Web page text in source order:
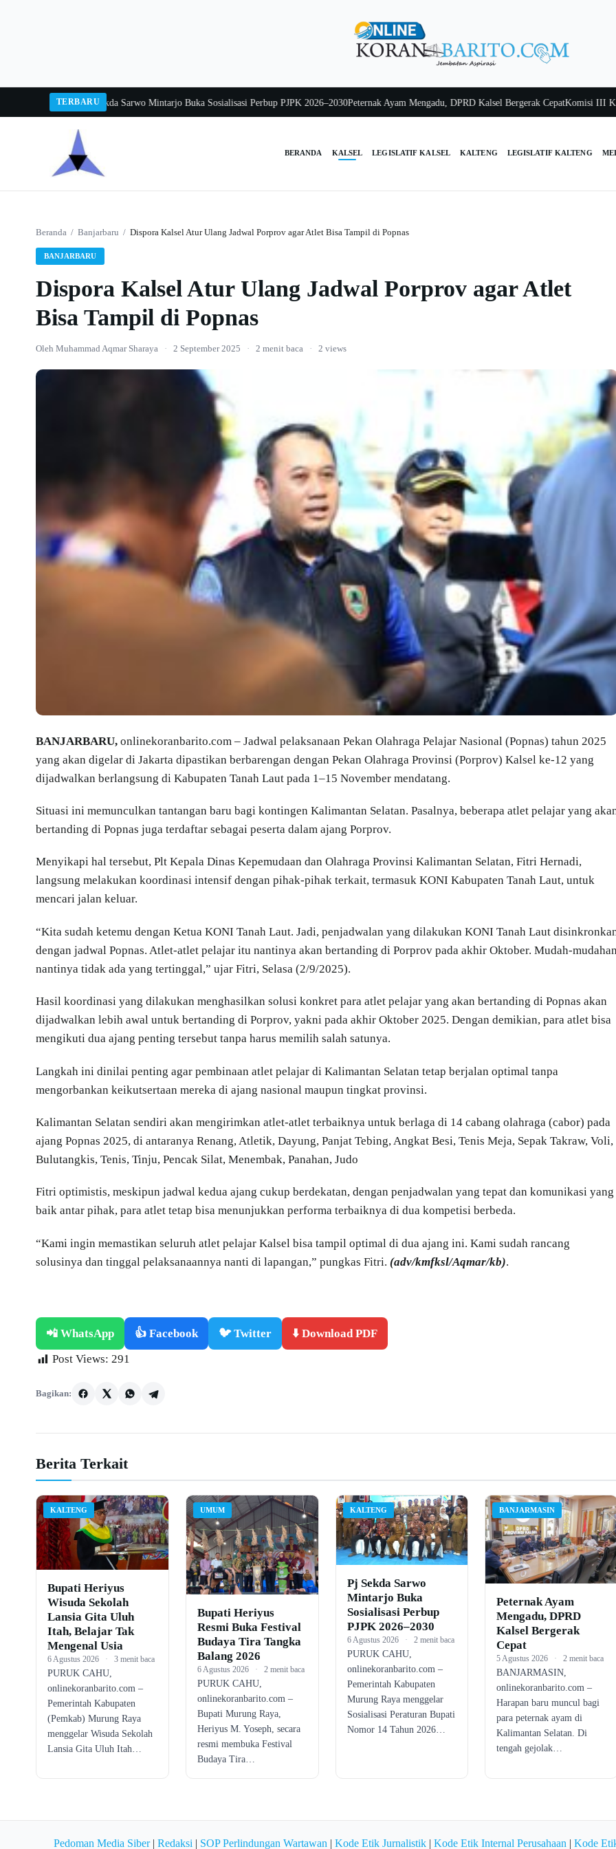
TERBARU
Balang 2026Pj Sekda Sarwo Mintarjo Buka Sosialisasi Perbup PJPK 2026–2030Peternak Ayam Mengadu, DPRD Kalsel Bergerak Cepat Komisi III Kalsel
BERANDA KALSEL LEGISLATIF KALSEL KALTENG LEGISLATIF KALTENG
Beranda / Banjarbaru / Dispora Kalsel Atur Ulang Jadwal Porprov agar Atlet Bisa Tampil di Popnas
BANJARBARU
Dispora Kalsel Atur Ulang Jadwal Porprov agar Atlet
Bisa Tampil di Popnas
Oleh Muhammad Aqmar Sharaya · 2 September 2025 · 2 menit baca · 2 views
BANJARBARU, onlinekoranbarito.com – Jadwal pelaksanaan Pekan Olahraga Pelajar Nasional (Popnas) tahun 2025
yang akan digelar di Jakarta dipastikan berbarengan dengan Pekan Olahraga Provinsi (Porprov) Kalsel ke-12 yang
dijadwalkan berlangsung di Kabupaten Tanah Laut pada 1–15 November mendatang.
Situasi ini memunculkan tantangan baru bagi kontingen Kalimantan Selatan. Pasalnya, beberapa atlet pelajar yang
bertanding di Popnas juga terdaftar sebagai peserta dalam ajang Porprov.
Menyikapi hal tersebut, Plt Kepala Dinas Kepemudaan dan Olahraga Provinsi Kalimantan Selatan, Fitri Hernadi,
langsung melakukan koordinasi intensif dengan pihak-pihak terkait, termasuk KONI Kabupaten Tanah Laut, untuk
mencari jalan keluar.
“Kita sudah ketemu dengan Ketua KONI Tanah Laut. Jadi, penjadwalan yang dilakukan KONI Tanah Laut
dengan jadwal Popnas. Atlet-atlet pelajar itu nantinya akan bertanding di Porprov pada akhir Oktober. Mudah-
nantinya tidak ada yang tertinggal,” ujar Fitri, Selasa (2/9/2025).
Hasil koordinasi yang dilakukan menghasilkan solusi konkret para atlet pelajar yang akan bertanding di Popnas akan
dijadwalkan lebih awal untuk bertanding di Porprov, yakni pada akhir Oktober 2025. Dengan demikian, para atlet bisa
mengikuti dua ajang penting tersebut tanpa harus memilih salah satunya.
Langkah ini dinilai penting agar pembinaan atlet pelajar di Kalimantan Selatan tetap berjalan optimal tanpa
mengorbankan keikutsertaan mereka di ajang nasional maupun tingkat provinsi.
Kalimantan Selatan sendiri akan mengirimkan atlet-atlet terbaiknya untuk berlaga di 14 cabang olahraga (cabor) pada
ajang Popnas 2025, di antaranya Renang, Atletik, Dayung, Panjat Tebing, Angkat Besi, Tenis Meja, Sepak Takraw, Voli,
Bulutangkis, Tenis, Tinju, Pencak Silat, Menembak, Panahan, Judo
Fitri optimistis, meskipun jadwal kedua ajang cukup berdekatan, dengan penjadwalan yang tepat dan komunikasi yang
baik antar pihak, para atlet tetap bisa menunjukkan performa terbaiknya di dua kompetisi berbeda.
“Kami ingin memastikan seluruh atlet pelajar Kalsel bisa tampil optimal di dua ajang ini. Kami sudah rancang
solusinya dan tinggal pelaksanaannya nanti di lapangan,” pungkas Fitri. (adv/kmfksl/Aqmar/kb).
📲 WhatsApp 👍 Facebook 🐦 Twitter
⬇️ Download PDF
Post Views: 291
Bagikan:
Berita Terkait
KALTENG
Bupati Heriyus
Wisuda Sekolah
Lansia Gita Uluh
Itah, Belajar Tak
Mengenal Usia
6 Agustus 2026 · 3 menit baca
PURUK CAHU,
onlinekoranbarito.com –
Pemerintah Kabupaten
(Pemkab) Murung Raya
menggelar Wisuda Sekolah
Lansia Gita Uluh Itah…
UMUM
Bupati Heriyus
Resmi Buka Festival
Budaya Tira Tangka
Balang 2026
6 Agustus 2026 · 2 menit baca
PURUK CAHU,
onlinekoranbarito.com –
Bupati Murung Raya,
Heriyus M. Yoseph, secara
resmi membuka Festival
Budaya Tira…
KALTENG
Pj Sekda Sarwo
Mintarjo Buka
Sosialisasi Perbup
PJPK 2026–2030
6 Agustus 2026 · 2 menit baca
PURUK CAHU,
onlinekoranbarito.com –
Pemerintah Kabupaten
Murung Raya menggelar
Sosialisasi Peraturan Bupati
Nomor 14 Tahun 2026…
BANJARMASIN
Peternak Ayam
Mengadu, DPRD
Kalsel Bergerak
Cepat
5 Agustus 2026 · 2 menit baca
BANJARMASIN,
onlinekoranbarito.com –
Harapan baru muncul bagi
para peternak ayam di
Kalimantan Selatan. Di
tengah gejolak…
Pedoman Media Siber| Redaksi | SOP Perlindungan Wartawan | Kode Etik Jurnalistik | Kode Etik Internal Perusahaan | Kode